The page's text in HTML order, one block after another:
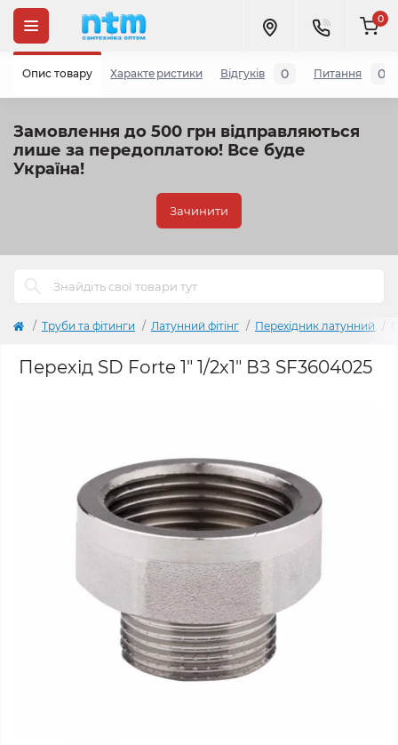
Замовлення до 500 грн відправляються
лише за передоплатою! Все буде
Україна!
Зачинити
0
Труби та фітинги Латунний фітінг Перехідник латунний
Перехід SD Forte 1" 1/2х1" ВЗ SF3604025
Опис товару Характеристики Відгуків 0 Питання 0